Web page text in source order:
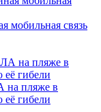
мобильная связь
на пляже в
её гибели